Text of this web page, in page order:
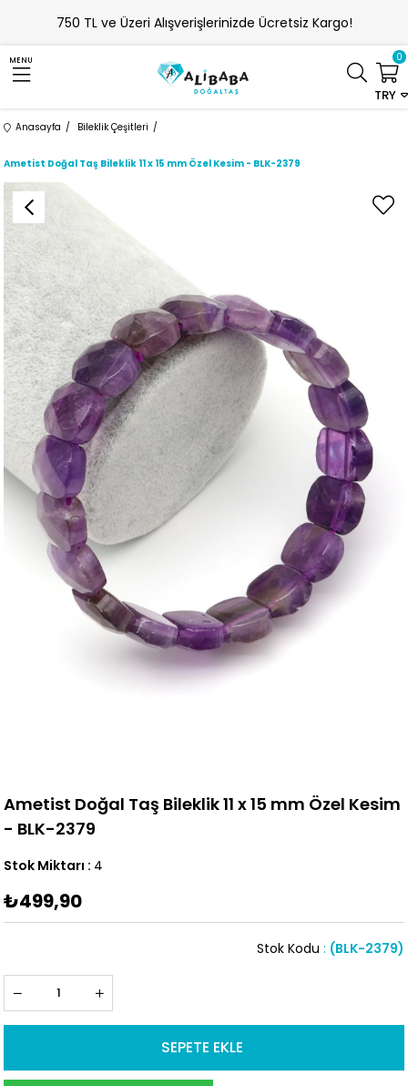
750 TL ve Üzeri Alışverişlerinizde Ücretsiz Kargo!
MENU
TRY
0
Anasayfa Bileklik Çeşitleri
Ametist Doğal Taş Bileklik 11 x 15 mm Özel Kesim - BLK-2379
Ametist Doğal Taş Bileklik 11 x 15 mm Özel Kesim
- BLK-2379
Stok Miktarı : 4
₺499,90
(BLK-2379)
Stok Kodu